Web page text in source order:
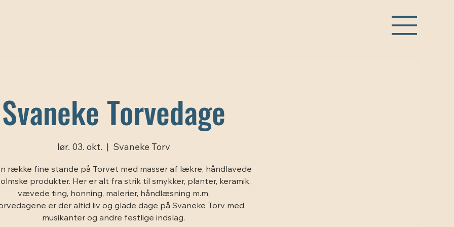
Svaneke Torvedage
lør. 03. okt. Svaneke Torv
række fine stande på Torvet med masser af lækre, håndlavede
produkter. Her er alt fra strik til smykker, planter, keramik,
vævede ting, honning, malerier, håndlæsning m.m.
er der altid liv og glade dage på Svaneke Torv med
musikanter og andre festlige indslag.